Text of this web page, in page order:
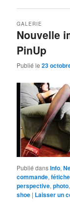
Nouvelle
PinUp
GALERIE
Publié le23
Publié dansInfo,
commande,fétiche
perspective,photo
shoe | Laisser un